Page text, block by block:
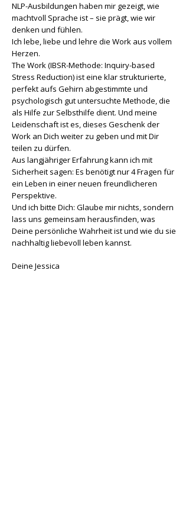
NLP-Ausbildungen haben mir gezeigt, wie
machtvoll Sprache ist – sie prägt, wie wir
denken und fühlen.
Ich lebe, liebe und lehre die Work aus vollem
Herzen.
The Work (IBSR-Methode: Inquiry-based
Stress Reduction) ist eine klar strukturierte,
perfekt aufs Gehirn abgestimmte und
psychologisch gut untersuchte Methode, die
als Hilfe zur Selbsthilfe dient. Und meine
Leidenschaft ist es, dieses Geschenk der
Work an Dich weiter zu geben und mit Dir
teilen zu dürfen.
Aus langjähriger Erfahrung kann ich mit
Sicherheit sagen: Es benötigt nur 4 Fragen für
ein Leben in einer neuen freundlicheren
Perspektive.
Und ich bitte Dich: Glaube mir nichts, sondern
lass uns gemeinsam herausfinden, was
Deine persönliche Wahrheit ist und wie du sie
nachhaltig liebevoll leben kannst.
Deine Jessica